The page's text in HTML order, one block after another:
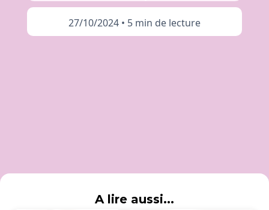
27/10/2024 • 5 min de lecture
A lire aussi...